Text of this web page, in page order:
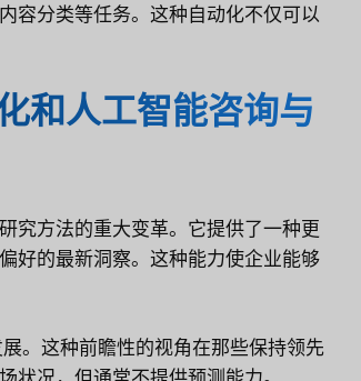
容分类等任务。这种自动化不仅可以
和人工智能咨询与
究方法的重大变革。它提供了一种更
好的最新洞察。这种能力使企业能够
。这种前瞻性的视角在那些保持领先